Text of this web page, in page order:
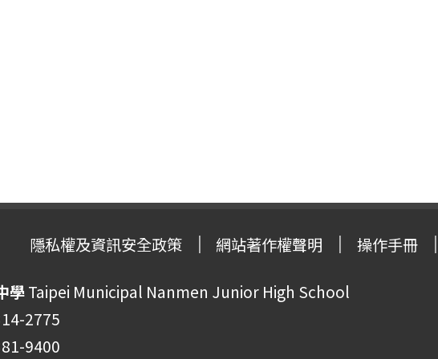
隱私權及資訊安全政策 網站著作權聲明 操作手冊
學Taipei Municipal Nanmen Junior High School
2775
9400